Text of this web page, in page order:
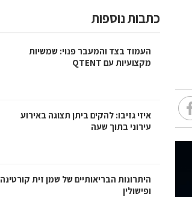
כתבות נוספות
העמוד בצד והמעבר פנוי: שמשיות
מקצועיות עם QTENT
איזי גזיבו: להקים ביתן תצוגה באירוע
עירוני בתוך שעה
היתרונות הבריאותיים של שמן זית קורטינה
ופישולין